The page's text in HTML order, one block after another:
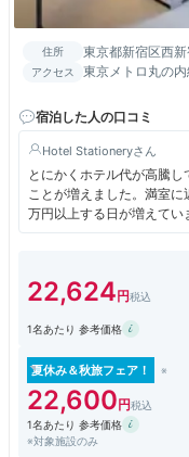
住所 東京都新宿区西
アクセス
東京メトロ丸の
り
宿泊した人の口コミ
Hotel Stationery
とにかくホテル代が高騰
ことが増えました。満室
万円以上する日が増えてい
しているのは非常に便利
22,624
1名あたり 参考価格
夏休み＆秋旅フェア！
22,600
1名あたり 参考価格
※対象施設のみ